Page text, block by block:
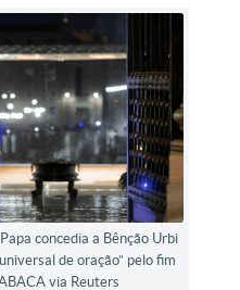
concedia a Bênção Urbi
de oração” pelo fim
via Reuters